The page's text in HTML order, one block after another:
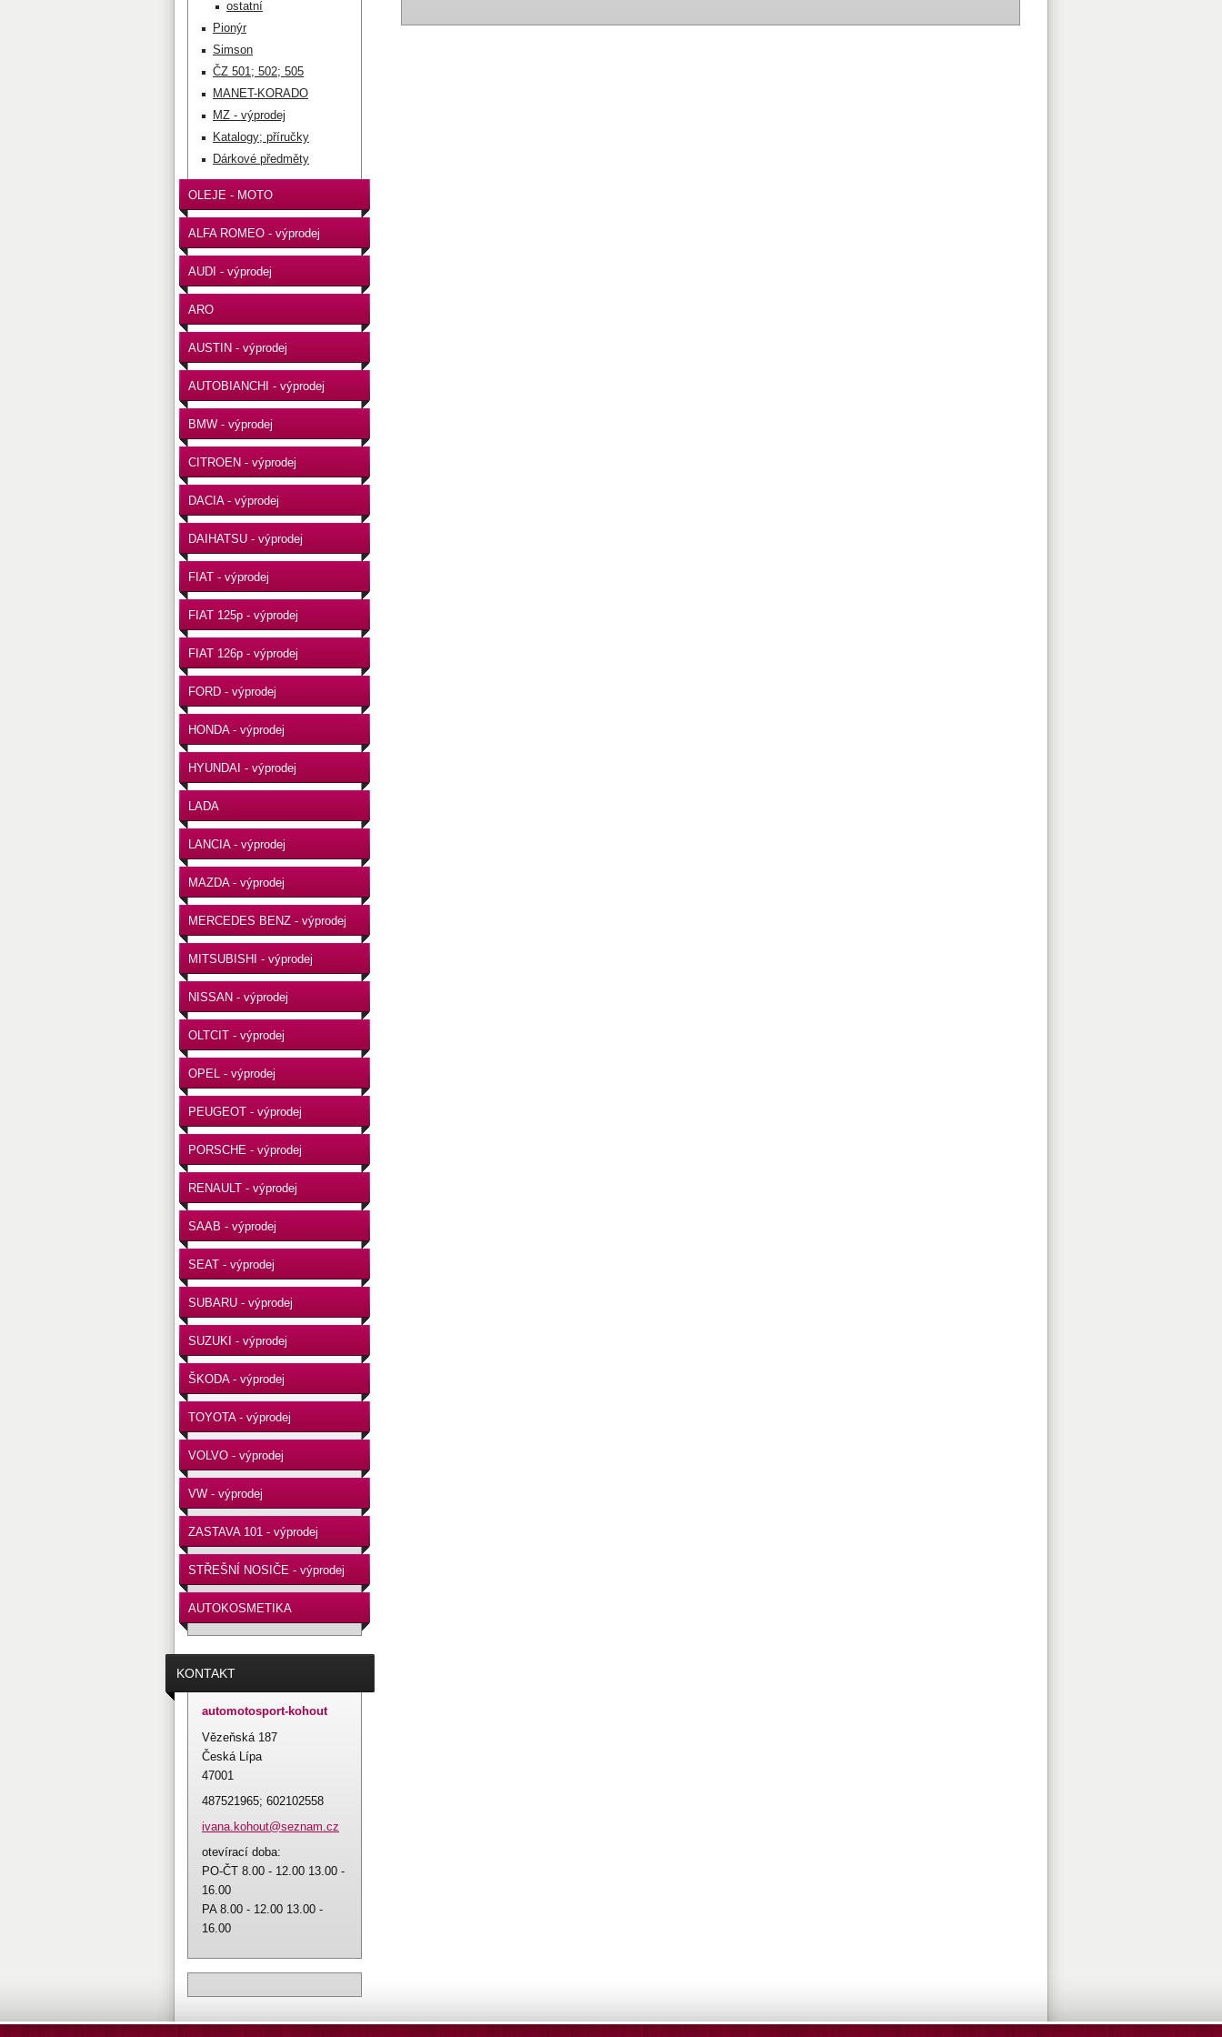
ostatní
Pionýr
Simson
ČZ 501; 502; 505
MANET-KORADO
MZ - výprodej
Katalogy; příručky
Dárkové předměty
OLEJE - MOTO
ALFA ROMEO - výprodej
AUDI - výprodej
ARO
AUSTIN - výprodej
AUTOBIANCHI - výprodej
BMW - výprodej
CITROEN - výprodej
DACIA - výprodej
DAIHATSU - výprodej
FIAT - výprodej
FIAT 125p - výprodej
FIAT 126p - výprodej
FORD - výprodej
HONDA - výprodej
HYUNDAI - výprodej
LADA
LANCIA - výprodej
MAZDA - výprodej
MERCEDES BENZ - výprodej
MITSUBISHI - výprodej
NISSAN - výprodej
OLTCIT - výprodej
OPEL - výprodej
PEUGEOT - výprodej
PORSCHE - výprodej
RENAULT - výprodej
SAAB - výprodej
SEAT - výprodej
SUBARU - výprodej
SUZUKI - výprodej
ŠKODA - výprodej
TOYOTA - výprodej
VOLVO - výprodej
VW - výprodej
ZASTAVA 101 - výprodej
STŘEŠNÍ NOSIČE - výprodej
AUTOKOSMETIKA
KONTAKT
automotosport-kohout
Vězeňská 187
Česká Lípa
47001
487521965; 602102558
ivana.kohout@seznam.cz
otevírací doba:
PO-ČT 8.00 - 12.00 13.00 -
16.00
PA 8.00 - 12.00 13.00 -
16.00